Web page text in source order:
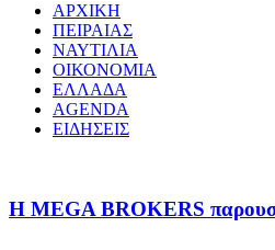
ΑΡΧΙΚΗ
ΠΕΙΡΑΙΑΣ
ΝΑΥΤΙΛΙΑ
ΟΙΚΟΝΟΜΙΑ
ΕΛΛΑΔΑ
AGENDA
ΕΙΔΗΣΕΙΣ
Η MEGA BROKERS